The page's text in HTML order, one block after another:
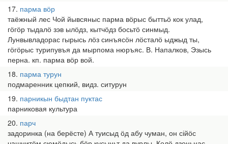
17 парма вӧр
таёжный лес Чой йывсяныс парма вӧрыс быттьӧ кок улад,
гӧгӧр тыдалӧ зэв ылӧдз, кытчӧдз босьтӧ синмыд.
Лунвывладорас гырысь лӧз синъясӧн лӧсталӧ ыджыд ты,
гӧгӧрыс турипувъя да мырпома нюръяс. В. Напалков, Эзысь
перна. кп. парма вӧр вой.
18 парма турун
подмаренник цепкий, видз. ситурун
19 парникын быдтан пуктас
парниковая культура
20 парч
задоринка (на берёсте) А туисыд ӧд абу чуман, он сійӧс